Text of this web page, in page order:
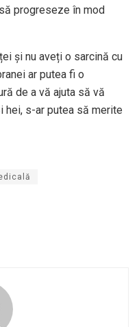
progreseze în mod
și nu aveți o sarcină cu
ar putea fi o
de a vă ajuta să vă
hei, s-ar putea să merite